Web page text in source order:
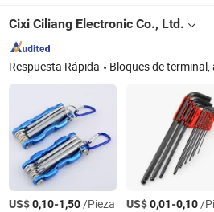
Cixi Ciliang Electronic Co., Ltd.
Respuesta Rápida Bloques de terminal, abrazadera de tubo, llave hexagonal, conector de
US$0,10-1,50/Pieza US$0,01-0,10/